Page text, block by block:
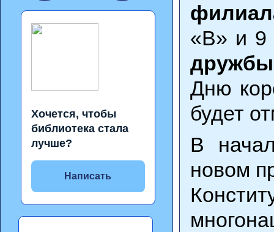
Хочется, чтобы
библиотека стала
лучше?
Написать
«В» и
Дню
будет
В
новом